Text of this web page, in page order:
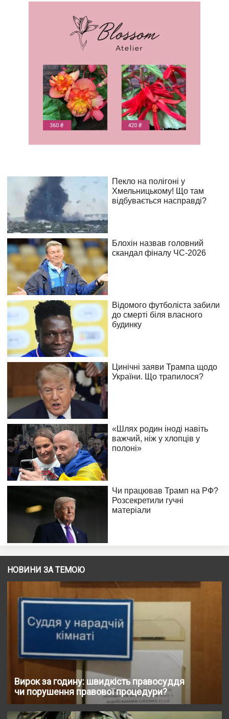
НОВИНИ ЗА ТЕМОЮ
Вирок за годину: швидкість правосуддя
чи порушення правової процедури?